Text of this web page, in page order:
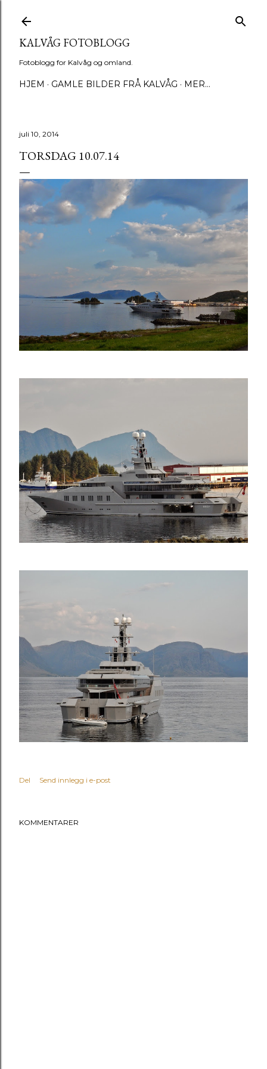
KALVÅG FOTOBLOGG
Fotoblogg for Kalvåg og omland.
HJEM GAMLE BILDER FRÅ KALVÅG MER…
juli 10, 2014
TORSDAG 10.07.14
Del Send innlegg i e-post
KOMMENTARER